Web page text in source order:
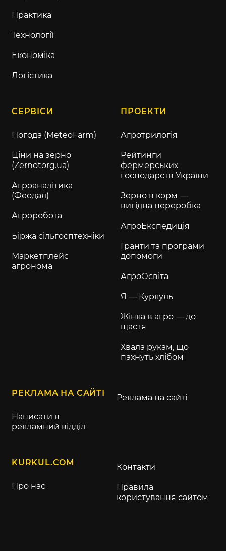
Практика
Технології
Економіка
Логістика
СЕРВІСИ
Погода (MeteoFarm)
Ціни на зерно
(Zernotorg.ua)
Агроаналітика
(Феодал)
Агроробота
Біржа сільгосптехніки
Маркетплейс
агронома
ПРОЕКТИ
Агротрилогія
Рейтинги
фермерських
господарств України
Зерно в корм —
вигідна переробка
АгроЕкспедиція
Гранти та програми
допомоги
АгроОсвіта
Я — Куркуль
Жінка в агро — до
щастя
Хвала рукам, що
пахнуть хлібом
РЕКЛАМА НА САЙТІ
Написати в
рекламний відділ
Реклама на сайті
KURKUL.COM
Про нас
Контакти
Правила
користування сайтом